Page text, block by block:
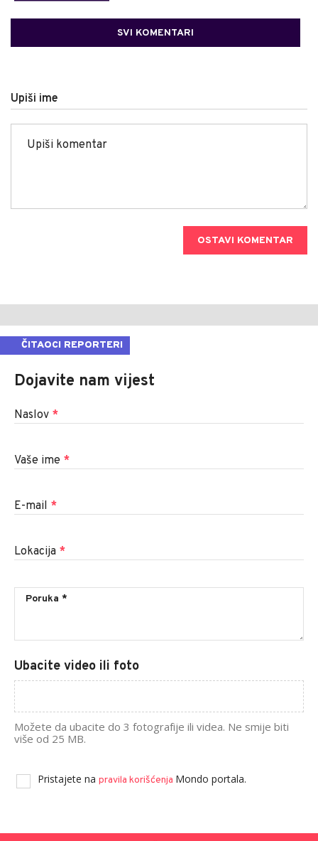
SVI KOMENTARI
Upiši ime
OSTAVI KOMENTAR
ČITAOCI REPORTERI
Dojavite nam vijest
Naslov *
Vaše ime *
E-mail *
Lokacija *
Ubacite video ili foto
Možete da ubacite do 3 fotografije ili videa. Ne smije biti
više od 25 MB.
Pristajete na pravila korišćenja Mondo portala.